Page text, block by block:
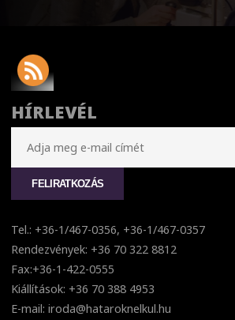
HÍRLEVÉL
Tel.: +36-1/467-0356, +36-1/467-0357
Rendezvények: +36 70 322 8812
Fax:+36-1-422-0555
Kiállítások: +36 70 388 4953
E-mail: iroda@hataroknelkul.hu